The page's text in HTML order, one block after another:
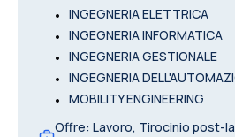
• INGEGNERIA ELETTRICA
• INGEGNERIA INFORMATICA
• INGEGNERIA GESTIONALE
• INGEGNERIA
• MOBILITY ENGINEERING
Offre: Lavoro, Tirocinio post-